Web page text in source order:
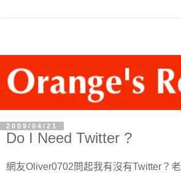
2009/04/21
Do I Need Twitter ?
網友Oliver0702問起我有沒有Twitter？